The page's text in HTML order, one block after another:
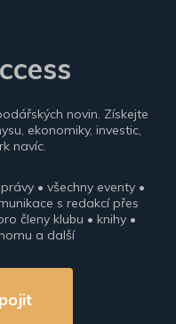
novin. Získejte
ekonomiky, investic,
navíc.
• všechny eventy •
s redakcí přes
členy klubu • knihy •
a další